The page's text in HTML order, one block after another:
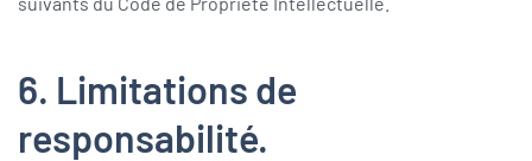
6. Limitations de
responsabilité.